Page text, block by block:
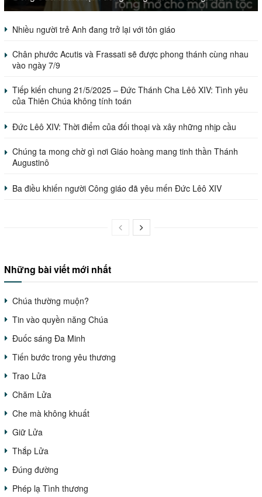
Nhiều người trẻ Anh đang trở lại với tôn giáo
Chân phước Acutis và Frassati sẽ được phong thánh cùng nhau
vào ngày 7/9
Tiếp kiến chung 21/5/2025 – Đức Thánh Cha Lêô XIV: Tình yêu
của Thiên Chúa không tính toán
Đức Lêô XIV: Thời điểm của đối thoại và xây những nhịp cầu
Chúng ta mong chờ gì nơi Giáo hoàng mang tinh thần Thánh
Augustinô
Ba điều khiến người Công giáo đã yêu mến Đức Lêô XIV
Những bài viết mới nhất
Chúa thường muộn?
Tin vào quyền năng Chúa
Đuốc sáng Đa Minh
Tiến bước trong yêu thương
Trao Lửa
Chăm Lửa
Che mà không khuất
Giữ Lửa
Thắp Lửa
Đúng đường
Phép lạ Tình thương